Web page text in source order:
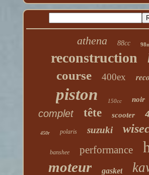
athena 88cc
reconstruction
course 400ex
piston 150cc noir
complet tête scooter
450r polaris suzuki
banshee performance
moteur gasket